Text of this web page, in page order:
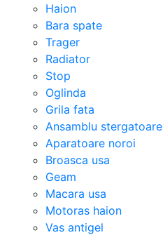
Haion
Bara spate
Trager
Radiator
Stop
Oglinda
Grila fata
Ansamblu stergatoare
Aparatoare noroi
Broasca usa
Geam
Macara usa
Motoras haion
Vas antigel